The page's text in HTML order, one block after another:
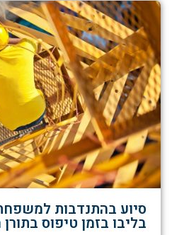
סיוע בהתנדבות
בליבו בזמן טיפוס בתורן